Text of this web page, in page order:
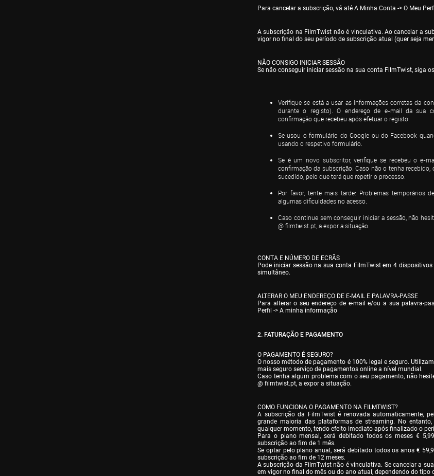
Para cancelar a subscrição, vá até A Minha Conta -> O Meu
A subscrição na FilmTwist não é vinculativa. Ao cancelar a
vigor no final do seu período de subscrição atual (quer seja
NÃO CONSIGO INICIAR SESSÃO
Se não conseguir iniciar sessão na sua conta FilmTwist, siga
Verifique se está a usar as informações corretas da
durante o registo). O endereço de e-mail da sua
confirmação que recebeu após efetuar o registo.
Se usou o formulário do Google ou do Facebook
usando o respetivo formulário.
Se é um novo subscritor, verifique se recebeu o e-
confirmação da subscrição. Caso não o tenha
sucedido, pelo que terá que repetir o processo.
Por favor, tente mais tarde: Problemas temporários
algumas dificuldades no acesso.
Caso continue sem conseguir iniciar a sessão, não
@ filmtwist.pt, a expor a situação.
CONTA E NÚMERO DE ECRÃS
Pode iniciar sessão na sua conta FilmTwist em 4
simultâneo.
ALTERAR O MEU ENDEREÇO DE E-MAIL E PALAVRA-PASSE
Para alterar o seu endereço de e-mail e/ou a sua palavra-
Perfil -> A minha informação
2. FATURAÇÃO E PAGAMENTO
O PAGAMENTO É SEGURO?
O nosso método de pagamento é 100% legal e seguro.
mais seguro serviço de pagamentos online a nível mundial.
Caso tenha algum problema com o seu pagamento, não
@ filmtwist.pt, a expor a situação.
COMO FUNCIONA O PAGAMENTO NA FILMTWIST?
A subscrição da FilmTwist é renovada automaticamente,
grande maioria das plataformas de streaming. No
qualquer momento, tendo efeito imediato após finalizado o
Para o plano mensal, será debitado todos os meses €
subscrição ao fim de 1 mês.
Se optar pelo plano anual, será debitado todos os anos €
subscrição ao fim de 12 meses.
A subscrição da FilmTwist não é vinculativa. Se cancelar a
em vigor no final do mês ou do ano atual, dependendo do tipo